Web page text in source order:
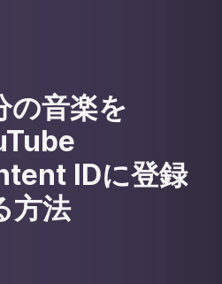
の音楽を
IDに登録
方法